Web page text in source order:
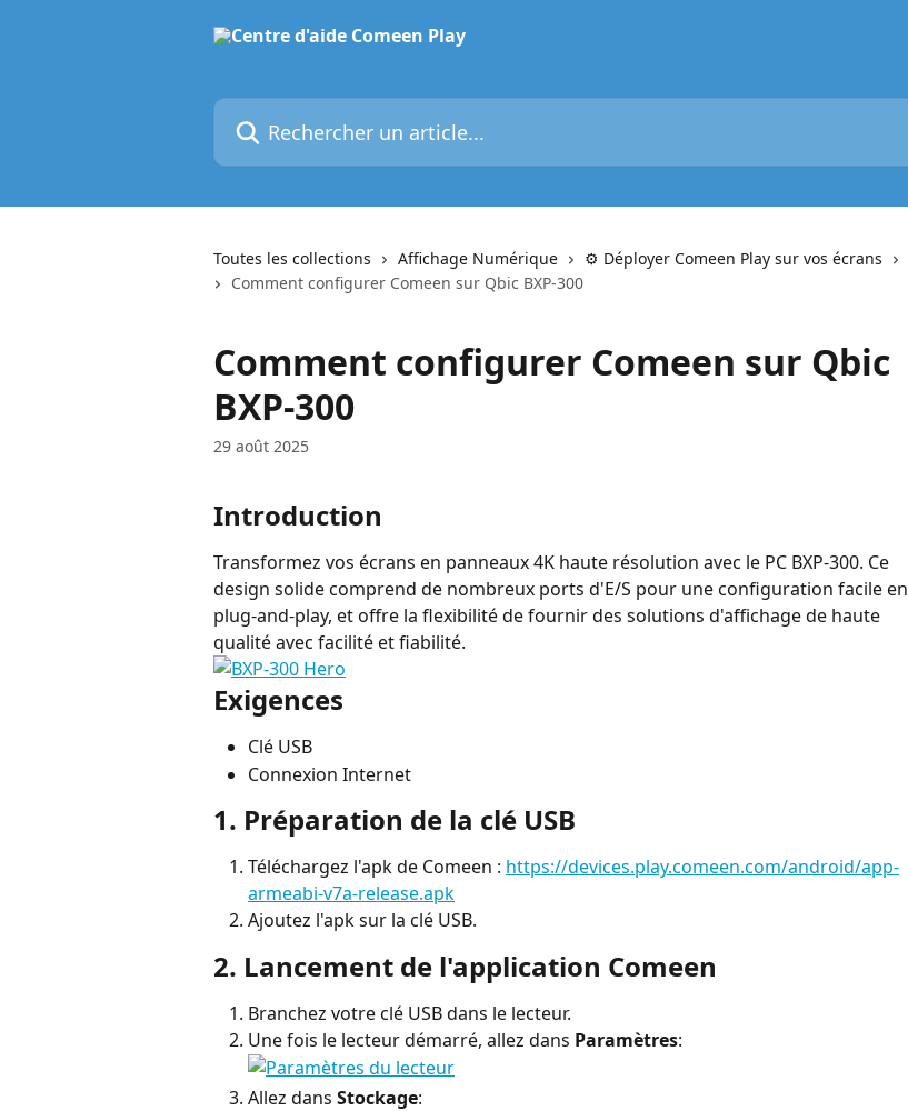
Rechercher un article...
Toutes les collections Affichage Numérique
⚙️ Déployer Comeen Play sur vos écrans
Comment configurer Comeen sur Qbic BXP-300
Comment configurer Comeen sur Qbic
BXP-300
29 août 2025
Introduction
Transformez vos écrans en panneaux 4K haute résolution avec le PC BXP-300. Ce
design solide comprend de nombreux ports d'E/S pour une configuration facile en
plug-and-play, et offre la flexibilité de fournir des solutions d'affichage de haute
qualité avec facilité et fiabilité.
Exigences
Clé USB
Connexion Internet
1. Préparation de la clé USB
Téléchargez l'apk de Comeen : https://devices.play.comeen.com/android/app-
armeabi-v7a-release.apk
Ajoutez l'apk sur la clé USB.
2. Lancement de l'application Comeen
Branchez votre clé USB dans le lecteur.
Une fois le lecteur démarré, allez dans Paramètres:
Allez dans Stockage: